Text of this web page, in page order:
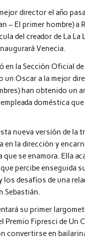
director el año
– El primer hombre)
del creador de La La
Venecia.
la Sección Oficial
un Oscar a la mejor
han obtenido un
doméstica
nueva versión de la
en la dirección y
se enamora. Ella
percibe enseguida
los desafíos de una
Sebastián.
su primer
Premio Fipresci de
convertirse en